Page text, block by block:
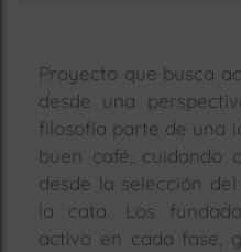
Proyecto que busca
desde una
filosofía parte de una
buen café, cuidando
desde la selección
la cata. Los
activo en cada fase,